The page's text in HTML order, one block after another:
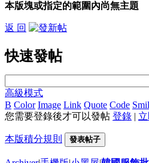
本版塊或指定的範圍內尚無主題
返 回
快速發帖
高級模式
B Color Image Link Quote Code
您需要登錄後才可以發帖 登錄 |
本版積分規則 發表帖子